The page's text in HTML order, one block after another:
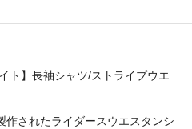
ト】長袖シャツ/ストライプウエ
作されたライダースウエスタンシ